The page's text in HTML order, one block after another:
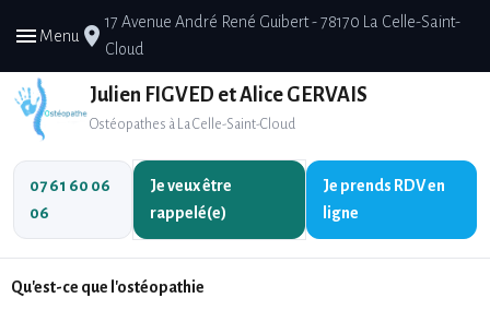
menu Menu place
17 Avenue André René Guibert - 78170 La Celle-Saint-
Cloud
Julien FIGVED et Alice GERVAIS
Ostéopathes à La Celle-Saint-Cloud
07 61 60 06
06
Je veux être
rappelé(e)
Je prends RDV en
ligne
Qu'est-ce que l'ostéopathie